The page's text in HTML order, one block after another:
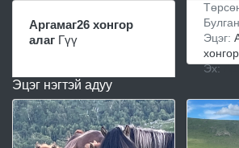
Аргамаг26 хонгор
алаг Гүү
Булган
Эцэг:
хонгор
Эх:
Эцэг нэгтэй адуу